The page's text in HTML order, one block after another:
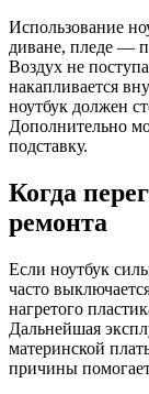
Использование
диване, пледе —
Воздух не
накапливается
ноутбук должен
Дополнительно
подставку.
Когда
ремонта
Если ноутбук
часто
нагретого
Дальнейшая
материнской
причины помогает